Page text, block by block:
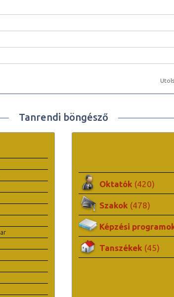
Tanrendi böngésző
Oktatók (420)
Szakok (478)
Képzési
Tanszékek (45)